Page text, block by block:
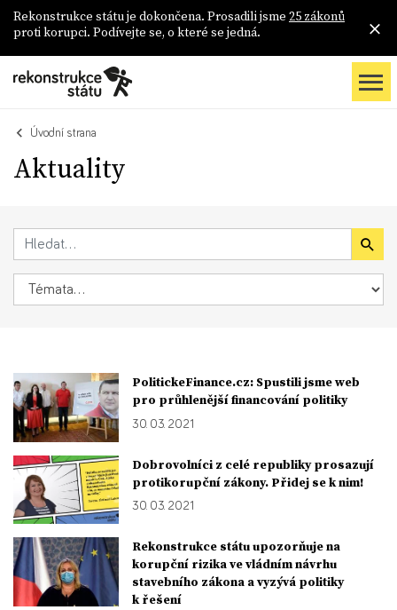
Rekonstrukce státu je dokončena. Prosadili jsme 25 zákonů
proti korupci. Podívejte se, o které se jedná.
Úvodní strana
Aktuality
PolitickeFinance.cz: Spustili jsme web
pro průhlenější financování politiky
30. 03. 2021
Dobrovolníci z celé republiky prosazují
protikorupční zákony. Přidej se k nim!
30. 03. 2021
Rekonstrukce státu upozorňuje na
korupční rizika ve vládním návrhu
stavebního zákona a vyzývá politiky
k řešení